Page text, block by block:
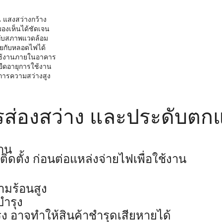
สงสว่างกว้าง
งเห็นได้ชัดเจน
สภาพแวดล้อม
กับหลอดไฟได้
านภายในอาคาร
อายุการใช้งาน
รความสว่างสูง
องสว่าง และประดับตก
น
ตั้ง ก่อนต่อแหล่งจ่ายไฟเพื่อใช้งาน
มร้อนสูง
รุง
อาจทำให้สินค้าชำรุดเสียหายได้